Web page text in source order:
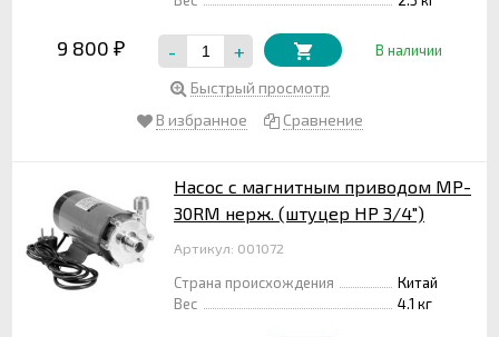
9 800 ₽ - + В наличии
Быстрый просмотр
В избранное
Сравнение
Насос с магнитным приводом MP-
30RM нерж. (штуцер НР 3/4")
Артикул: 001072
Страна происхождения
Китай
Вес
4.1 кг